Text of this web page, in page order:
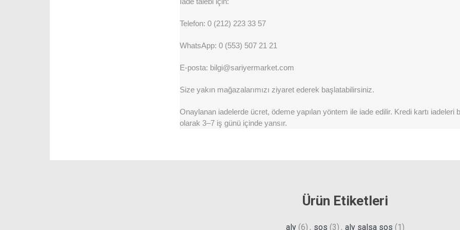
Telefon: 0 (212) 223 33 57
WhatsApp: 0 (553) 507 21 21
E-posta: bilgi@sariyermarket.com
Size yakın mağazalarımızı ziyaret ederek başlatabilirsiniz.
Onaylanan iadelerde ücret, ödeme yapılan yöntem ile iade edilir. Kredi kartı iadeleri
olarak 3–7 iş günü içinde yansır.
Ürün Etiketleri
aly (6) , sos (3) , aly salsa sos (1)